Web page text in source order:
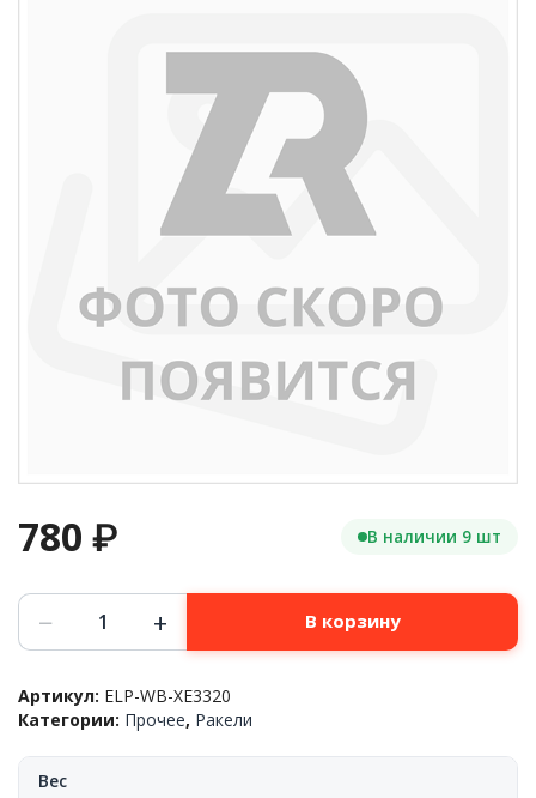
780 ₽ В наличии 9 шт
Количество
товара
Ракель,
Phaser-
3320/Phaser-
JPN
− + В корзину
Артикул: ELP-WB-XE3320
Категории: Прочее, Ракели
Вес